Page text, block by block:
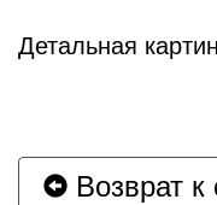
Детальная
Возврат к